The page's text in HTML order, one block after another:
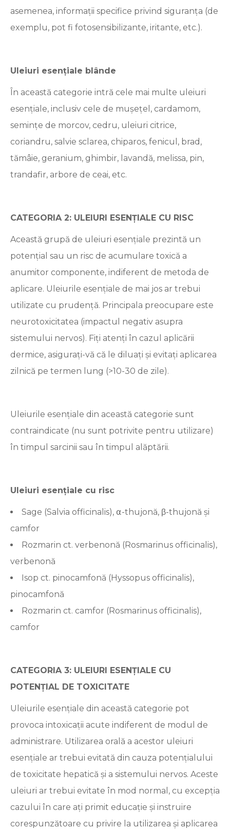
asemenea, informații specifice privind siguranța (de
exemplu, pot fi fotosensibilizante, iritante, etc.).
Uleiuri esențiale blânde
În această categorie intră cele mai multe uleiuri
esențiale, inclusiv cele de mușețel, cardamom,
semințe de morcov, cedru, uleiuri citrice,
coriandru, salvie sclarea, chiparos, fenicul, brad,
tămâie, geranium, ghimbir, lavandă, melissa, pin,
trandafir, arbore de ceai, etc.
CATEGORIA 2: ULEIURI ESENȚIALE CU RISC
Această grupă de uleiuri esențiale prezintă un
potențial sau un risc de acumulare toxică a
anumitor componente, indiferent de metoda de
aplicare. Uleiurile esențiale de mai jos ar trebui
utilizate cu prudență. Principala preocupare este
neurotoxicitatea (impactul negativ asupra
sistemului nervos). Fiți atenți în cazul aplicării
dermice, asigurați-vă că le diluați și evitați aplicarea
zilnică pe termen lung (>10-30 de zile).
Uleiurile esențiale din această categorie sunt
contraindicate (nu sunt potrivite pentru utilizare)
în timpul sarcinii sau în timpul alăptării.
Uleiuri esențiale cu risc
Sage (Salvia officinalis), ⍺-thujonă, β-thujonă și
camfor
Rozmarin ct. verbenonă (Rosmarinus officinalis),
verbenonă
Isop ct. pinocamfonă (Hyssopus officinalis),
pinocamfonă
Rozmarin ct. camfor (Rosmarinus officinalis),
camfor
CATEGORIA 3: ULEIURI ESENȚIALE CU
POTENȚIAL DE TOXICITATE
Uleiurile esențiale din această categorie pot
provoca intoxicații acute indiferent de modul de
administrare. Utilizarea orală a acestor uleiuri
esențiale ar trebui evitată din cauza potențialului
de toxicitate hepatică și a sistemului nervos. Aceste
uleiuri ar trebui evitate în mod normal, cu excepția
cazului în care ați primit educație și instruire
corespunzătoare cu privire la utilizarea și aplicarea